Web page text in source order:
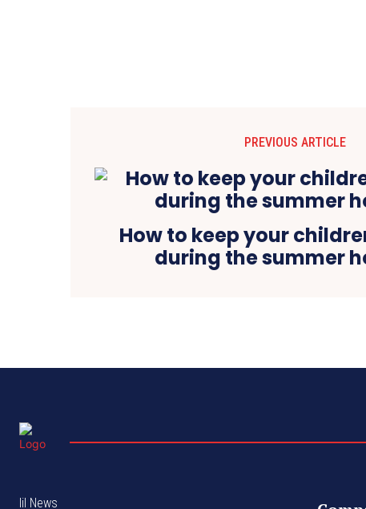
PREVIOUS ARTICLE
How to keep your
during the summer
lil News